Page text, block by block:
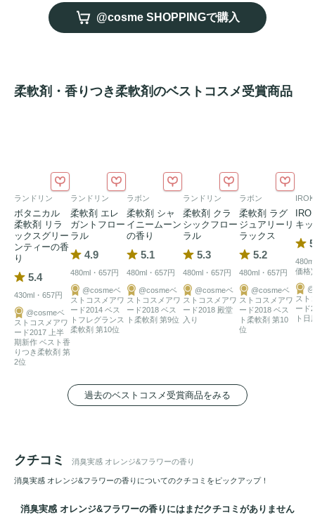
●ニオイ戻りもブロック（着用中の汗臭、濡れ戻り臭）
●洗たく槽も防カビ（すべてのカビの増殖を抑えるわけでは
●オレンジ＆フラワーの香り
@cosme SHOPPINGで購入
柔軟剤・香りつき柔軟剤のベストコスメ受賞商品
ランドリン
ボタニカル
柔軟剤 リラ
ックスグリー
ンティーの香
り
5.4
430ml・657円
@cosmeベ
ストコスメアワ
ード2017 上半
期新作 ベスト香
りつき柔軟剤 第
2位
ランドリン
柔軟剤 エレ
ガントフロー
ラル
4.9
480ml・657円
@cosmeベ
ストコスメアワ
ード2014 ベス
トフレグランス
柔軟剤 第10位
ラボン
柔軟剤 シャ
イニームーン
の香り
5.1
480ml・657円
@cosmeベ
ストコスメアワ
ード2018 ベス
ト柔軟剤 第9位
ランドリン
柔軟剤 クラ
シックフロー
ラル
5.3
480ml・657円
@cosmeベ
ストコスメアワ
ード2018 殿堂
入り
ラボン
柔軟剤 ラグ
ジュアリーリ
ラックス
5.2
480ml・657円
@cosmeベ
ストコスメアワ
ード2018 ベス
ト柔軟剤 第10
位
キ
価格)
スト
ード
ト日
過去のベストコスメ受賞商品をみる
クチコミ 消臭実感 オレンジ&フラワーの香り
消臭実感 オレンジ&フラワーの香りについてのクチコミをピックアップ！
消臭実感 オレンジ&フラワーの香りにはまだクチコミがありません